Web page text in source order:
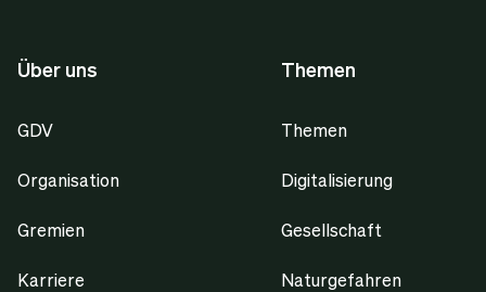
Über uns
GDV
Organisation
Gremien
Karriere
Themen
Themen
Digitalisierung
Gesellschaft
Naturgefahren